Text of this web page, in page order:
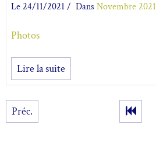
Le 24/11/2021 Dans Novembre 2021
Photos
Lire la suite
Préc.